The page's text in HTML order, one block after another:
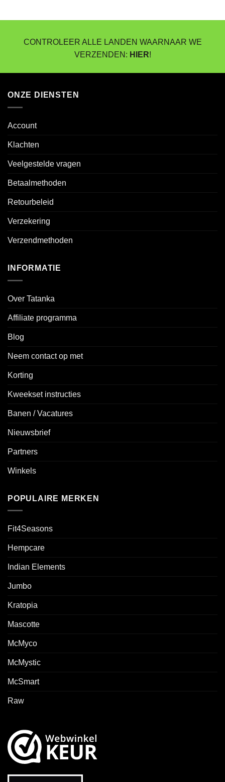
€15,75
€49,95.€34,97.
CONTROLEER ALLE LANDEN WAARNAAR WE
VERZENDEN: HIER!
ONZE DIENSTEN
Account
Klachten
Veelgestelde vragen
Betaalmethoden
Retourbeleid
Verzekering
Verzendmethoden
INFORMATIE
Over Tatanka
Affiliate programma
Blog
Neem contact op met
Korting
Kweekset instructies
Banen / Vacatures
Nieuwsbrief
Partners
Winkels
POPULAIRE MERKEN
Fit4Seasons
Hempcare
Indian Elements
Jumbo
Kratopia
Mascotte
McMyco
McMystic
McSmart
Raw